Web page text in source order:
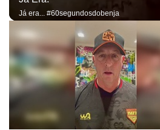
Já era... #60segundosdobenja